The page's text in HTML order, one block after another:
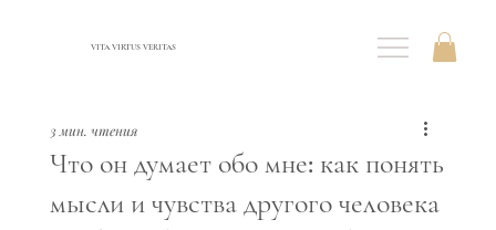
VITA VIRTUS VERITAS
Что он думает обо мне: как понять
мысли и чувства другого человека
3 мин. чтения